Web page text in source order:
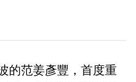
的范姜彥豐，首度重